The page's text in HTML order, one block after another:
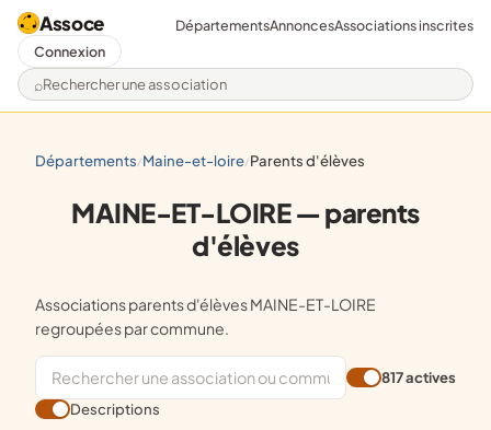
Assoce
Rechercher une association
DépartementsAnnoncesAssociations inscrites
Connexion
départements/ maine-et-loire/ parents d'élèves
MAINE-ET-LOIRE — parents
d'élèves
Associations parents d'élèves MAINE-ET-LOIRE
regroupées par commune.
817 actives
Descriptions